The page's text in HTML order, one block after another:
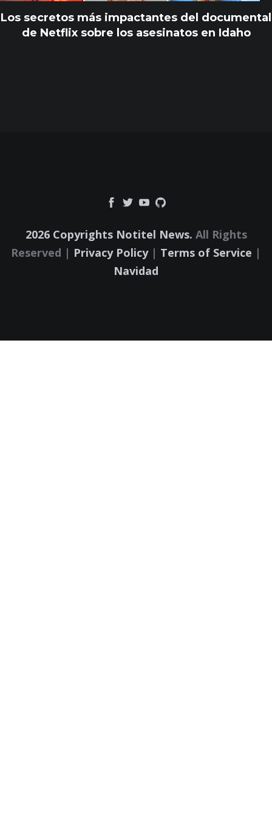
Los secretos más impactantes del documental
de Netflix sobre los asesinatos en Idaho
2026 Copyrights Notitel News. All Rights
Reserved | Privacy Policy| Terms of Service |
Navidad